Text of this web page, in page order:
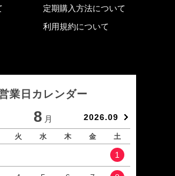
定期購入方法について
利用規約について
業日カレンダー
8 月 2026.09
火 水 木 金 土
1